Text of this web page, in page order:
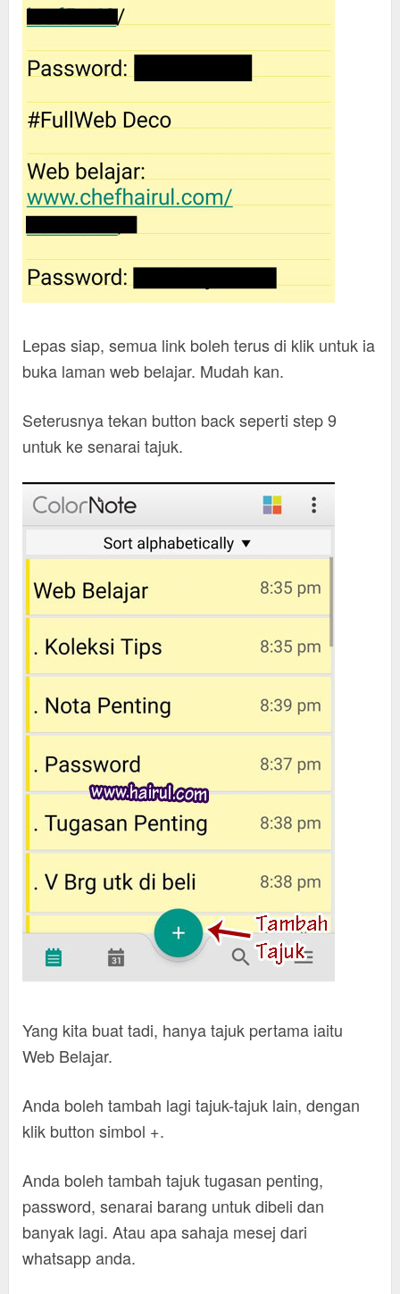
Lepas siap, semua link boleh terus di klik untuk ia
buka laman web belajar. Mudah kan.
Seterusnya tekan button back seperti step 9
untuk ke senarai tajuk.
Yang kita buat tadi, hanya tajuk pertama iaitu
Web Belajar.
Anda boleh tambah lagi tajuk-tajuk lain, dengan
klik button simbol +.
Anda boleh tambah tajuk tugasan penting,
password, senarai barang untuk dibeli dan
banyak lagi. Atau apa sahaja mesej dari
whatsapp anda.